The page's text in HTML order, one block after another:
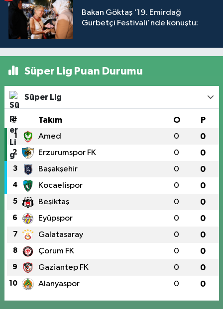
Bakan Göktaş '19. Emirdağ
Gurbetçi Festivali'nde konuştu:
Süper Lig Puan Durumu
Süper Lig
# Takım O P
1 Amed 0 0
2 Erzurumspor FK 0 0
3 Başakşehir 0 0
4 Kocaelispor 0 0
5 Beşiktaş 0 0
6 Eyüpspor 0 0
7 Galatasaray 0 0
8 Çorum FK 0 0
9 Gaziantep FK 0 0
10 Alanyaspor 0 0